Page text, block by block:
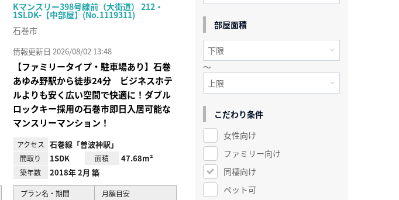
Kマンスリー398号線前（大街道） 212・
1SLDK-【中部屋】(No.1119311)
石巻市
情報更新日 2026/08/02 13:48
【ファミリータイプ・駐車場あり】石巻
あゆみ野駅から徒歩24分 ビジネスホテ
ルよりも安く広い空間で快適に！ダブル
ロックキー採用の石巻市即日入居可能な
マンスリーマンション！
アクセス 石巻線「曽波神駅」
間取り 1SDK 面積 47.68m²
築年数 2018年 2月 築
プラン名・期間 月額目安
部屋面積
～
こだわり条件
女性向け
ファミリー向け
同棲向け
ペット可